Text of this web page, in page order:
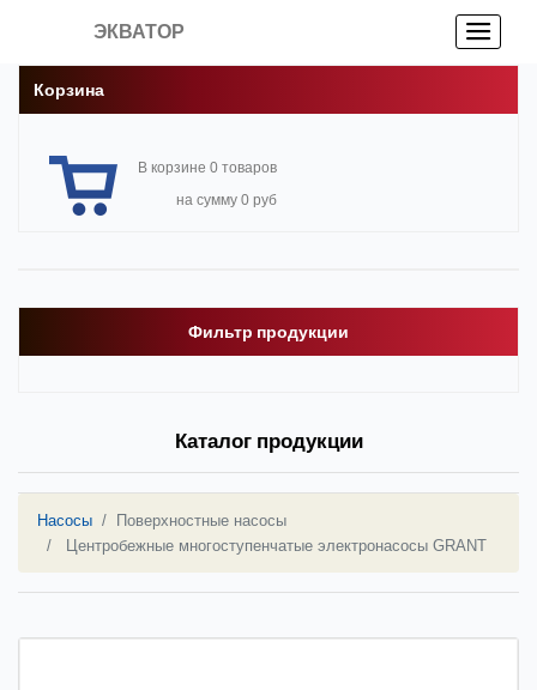
ЭКВАТОР
Корзина
В корзине 0 товаров
на сумму 0 руб
Фильтр продукции
Каталог продукции
Насосы
Поверхностные насосы
Центробежные многоступенчатые электронасосы GRANT